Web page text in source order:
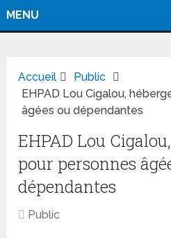
MENU
Accueil
Public
EHPAD Lou Cigalou,
âgées ou dépendantes
EHPAD Lou
pour personnes
dépendantes
Public